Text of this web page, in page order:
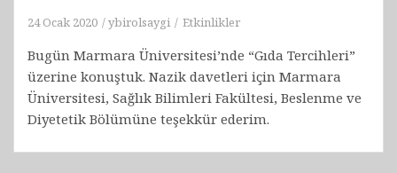
24 Ocak 2020 ybirolsaygi Etkinlikler
Bugün Marmara Üniversitesi’nde “Gıda Tercihleri”
üzerine konuştuk. Nazik davetleri için Marmara
Üniversitesi, Sağlık Bilimleri Fakültesi, Beslenme ve
Diyetetik Bölümüne teşekkür ederim.